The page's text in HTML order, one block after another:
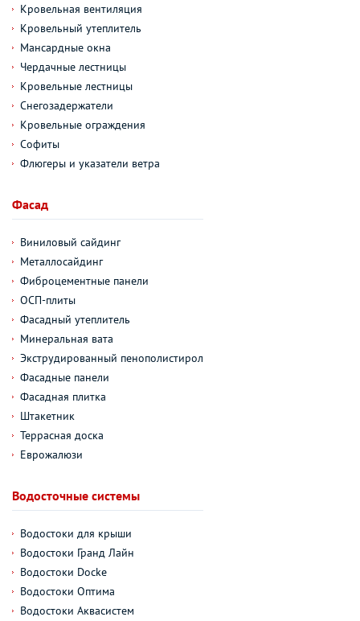
Кровельная вентиляция
Кровельный утеплитель
Мансардные окна
Чердачные лестницы
Кровельные лестницы
Снегозадержатели
Кровельные ограждения
Софиты
Флюгеры и указатели ветра
Фасад
Виниловый сайдинг
Металлосайдинг
Фиброцементные панели
ОСП-плиты
Фасадный утеплитель
Минеральная вата
Экструдированный пенополистирол
Фасадные панели
Фасадная плитка
Штакетник
Террасная доска
Еврожалюзи
Водосточные системы
Водостоки для крыши
Водостоки Гранд Лайн
Водостоки Docke
Водостоки Оптима
Водостоки Аквасистем